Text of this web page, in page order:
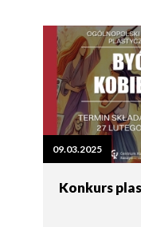
09.03.2025
Konkurs